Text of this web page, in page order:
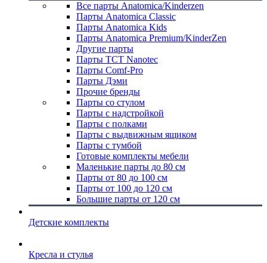
Все парты Anatomica/Kinderzen
Парты Anatomica Classic
Парты Anatomica Kids
Парты Anatomica Premium/KinderZen
Другие парты
Парты TCT Nanotec
Парты Comf-Pro
Парты Дэми
Прочие бренды
Парты со стулом
Парты с надстройкой
Парты с полками
Парты с выдвижным ящиком
Парты с тумбой
Готовые комплекты мебели
Маленькие парты до 80 см
Парты от 80 до 100 см
Парты от 100 до 120 см
Большие парты от 120 см
Детские комплекты
Кресла и стулья